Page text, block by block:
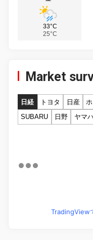
33°C
25°C
Market
日経 トヨタ 日産
SUBARU
日野 ヤマ
TradingView